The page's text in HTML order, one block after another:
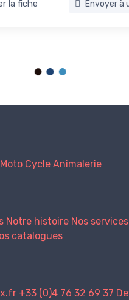
la fiche Envoyer à
Moto Cycle Animalerie
Notre histoire Nos services
catalogues
+33 (0)4 76 32 69 37